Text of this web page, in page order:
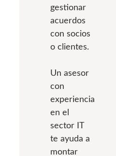
gestionar
acuerdos
con socios
o clientes.
Un asesor
con
experiencia
en el
sector IT
te ayuda a
montar